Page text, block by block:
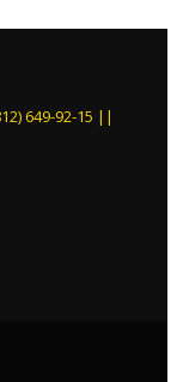
649-92-15 ||